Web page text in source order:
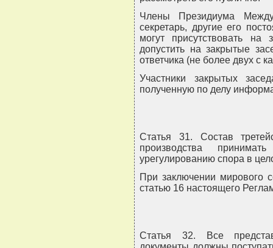
Члены Президиума
секретарь, другие его
могут присутствовать на
допустить на закрытые
ответчика (не более двух с
Участники закрытых
полученную по делу
Статья 31. Состав
производства
урегулированию спора в
При заключении мирового
статью 16 настоящего
Статья 32. Все